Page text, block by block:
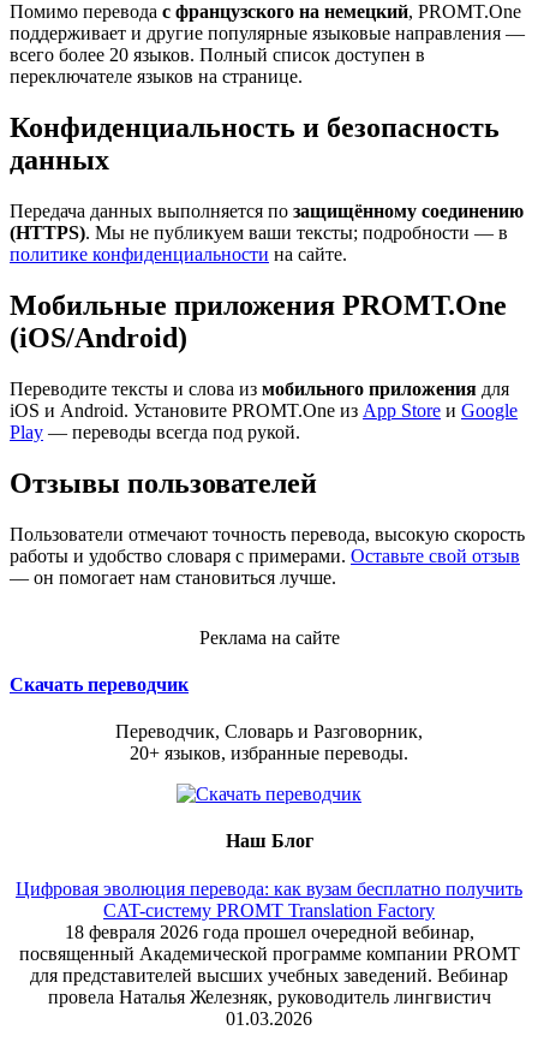
Помимо перевода с французского на немецкий, PROMT.One
поддерживает и другие популярные языковые направления —
всего более 20 языков. Полный список доступен в
переключателе языков на странице.
Конфиденциальность и безопасность
данных
Передача данных выполняется по защищённому соединению
(HTTPS). Мы не публикуем ваши тексты; подробности — в
политике конфиденциальности на сайте.
Мобильные приложения PROMT.One
(iOS/Android)
Переводите тексты и слова из мобильного приложения для
iOS и Android. Установите PROMT.One из App Store и Google
Play — переводы всегда под рукой.
Отзывы пользователей
Пользователи отмечают точность перевода, высокую скорость
работы и удобство словаря с примерами. Оставьте свой отзыв
— он помогает нам становиться лучше.
Реклама на сайте
Скачать переводчик
Переводчик, Словарь и Разговорник,
20+ языков, избранные переводы.
Наш Блог
Цифровая эволюция перевода: как вузам бесплатно получить
CAT-систему PROMT Translation Factory
18 февраля 2026 года прошел очередной вебинар,
посвященный Академической программе компании PROMT
для представителей высших учебных заведений. Вебинар
провела Наталья Железняк, руководитель лингвистич
01.03.2026